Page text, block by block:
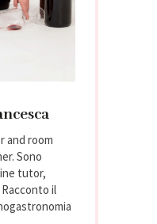
and room
Sono
tutor,
il